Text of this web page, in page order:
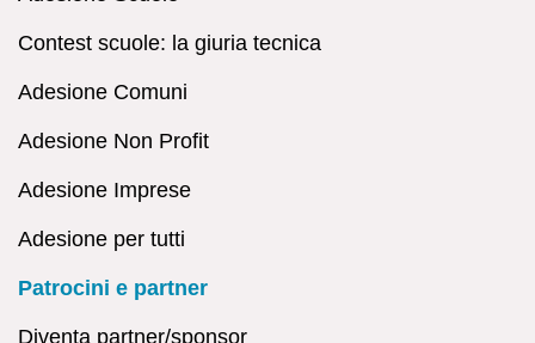
Contest scuole: la giuria tecnica
Adesione Comuni
Adesione Non Profit
Adesione Imprese
Adesione per tutti
Patrocini e partner
Diventa partner/sponsor